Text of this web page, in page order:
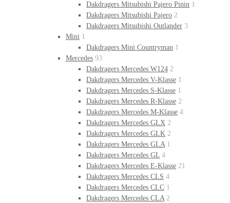
Dakdragers Mitsubishi Pajero Pinin 1
Dakdragers Mitsubishi Pajero 2
Dakdragers Mitsubishi Outlander 3
Mini 1
Dakdragers Mini Countryman 1
Mercedes 93
Dakdragers Mercedes W124 2
Dakdragers Mercedes V-Klasse 1
Dakdragers Mercedes S-Klasse 1
Dakdragers Mercedes R-Klasse 2
Dakdragers Mercedes M-Klasse 4
Dakdragers Mercedes GLX 2
Dakdragers Mercedes GLK 2
Dakdragers Mercedes GLA 1
Dakdragers Mercedes GL 4
Dakdragers Mercedes E-Klasse 21
Dakdragers Mercedes CLS 4
Dakdragers Mercedes CLC 1
Dakdragers Mercedes CLA 2